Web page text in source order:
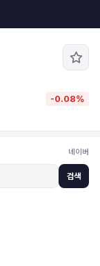
-0.08%
네이버
검색